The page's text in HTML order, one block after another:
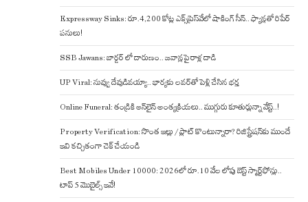
Expressway Sinks: రూ.4,200 కోట్ల ఎక్స్‌ప్రెస్‌వేలో షాకింగ్ సీన్.. ఫ్యాన్లతో రిపేర్
పనులు!
SSB Jawans: బార్డర్ లో దారుణం.. జవాన్లపై రాళ్ల దాడి
UP Viral: నువ్వు దేవుడివయ్యా.. భార్యకు లవర్‌తో పెళ్లి చేసిన భర్త
Online Funeral: తండ్రికి ఆన్‌లైన్ అంత్యక్రియలు.. ముగ్గురు కూతుర్లున్నా వేస్ట్..!
Property Verification: సొంత ఇల్లు / ప్లాట్ కొంటున్నారా? రిజిస్ట్రేషన్‌కు ముందే
ఇవి కచ్చితంగా చెక్ చేయండి
Best Mobiles Under 10000: 2026లో రూ.10 వేల లోపు బెస్ట్ స్మార్ట్‌ఫోన్లు..
టాప్ 5 మొబైల్స్ ఇవే!